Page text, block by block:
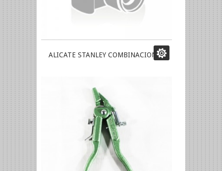
ALICATE STANLEY COMBINACION